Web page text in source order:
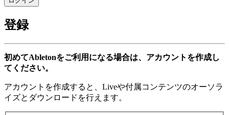
登録
初めてAbletonをご利用になる場合は、アカウントを作成し
てください。
アカウントを作成すると、Liveや付属コンテンツのオーソラ
イズとダウンロードを行えます。